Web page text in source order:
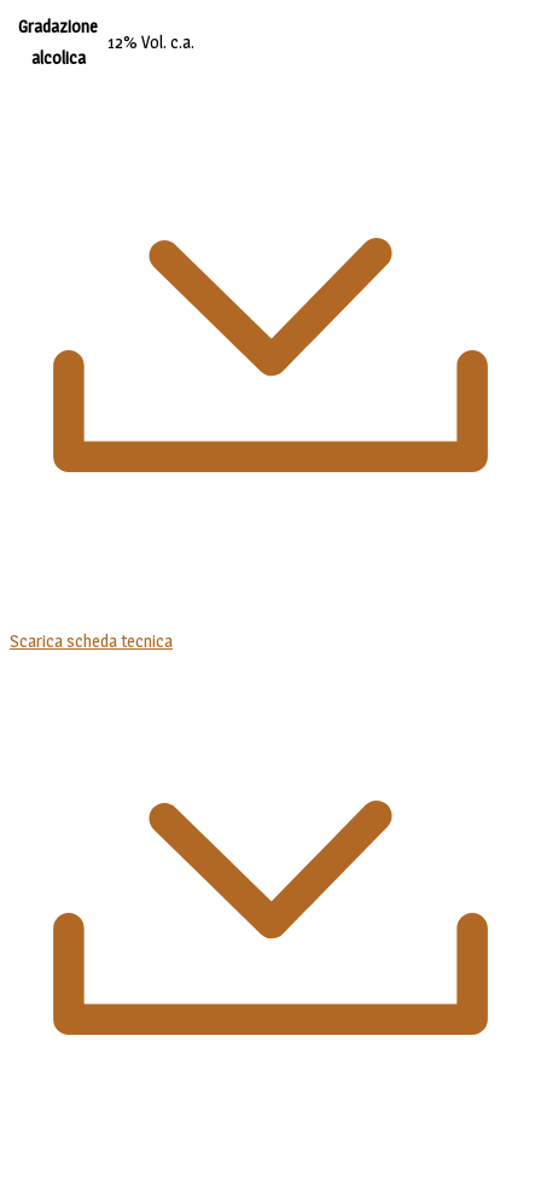
Gradazione
alcolica
12% Vol. c.a.
Scarica scheda tecnica